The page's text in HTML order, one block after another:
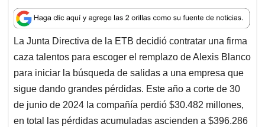
a
t
s
A
p
p
c
e
b
o
o
k
n
k
e
d
I
n
a
i
l
r
e
a
d
s
La Junta Directiva de la ETB decidió contratar una firma
caza talentos para escoger el remplazo de Alexis Blanco
para iniciar la búsqueda de salidas a una empresa que
sigue dando grandes pérdidas. Este año a corte de 30
de junio de 2024 la compañía perdió $30.482 millones,
en total las pérdidas acumuladas ascienden a $396.286